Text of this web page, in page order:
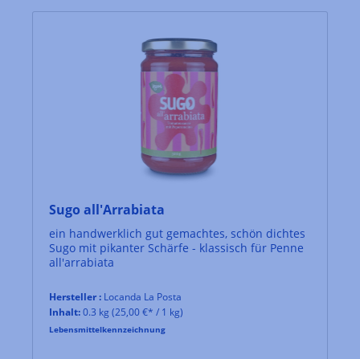
Sugo all'Arrabiata
ein handwerklich gut gemachtes, schön dichtes
Sugo mit pikanter Schärfe - klassisch für Penne
all'arrabiata
Hersteller : Locanda La Posta
Inhalt:0.3 kg (25,00 €* / 1 kg)
Lebensmittelkennzeichnung